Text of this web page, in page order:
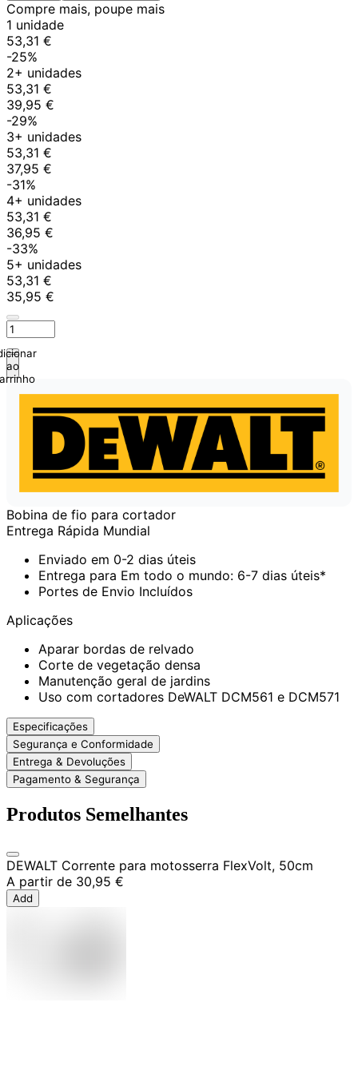
Compre mais, poupe mais
1 unidade
53,31 €
-25%
2+ unidades
53,31 €
39,95 €
-29%
3+ unidades
53,31 €
37,95 €
-31%
4+ unidades
53,31 €
36,95 €
-33%
5+ unidades
53,31 €
35,95 €
ao
Bobina de fio para cortador
Entrega Rápida Mundial
Enviado em 0-2 dias úteis
Entrega para Em todo o mundo: 6-7 dias úteis*
Portes de Envio Incluídos
Aplicações
Aparar bordas de relvado
Corte de vegetação densa
Manutenção geral de jardins
Uso com cortadores DeWALT DCM561 e DCM571
Especificações
Segurança e Conformidade
Entrega & Devoluções
Pagamento & Segurança
Produtos Semelhantes
DEWALT Corrente para motosserra FlexVolt, 50cm
A partir de 30,95 €
Add